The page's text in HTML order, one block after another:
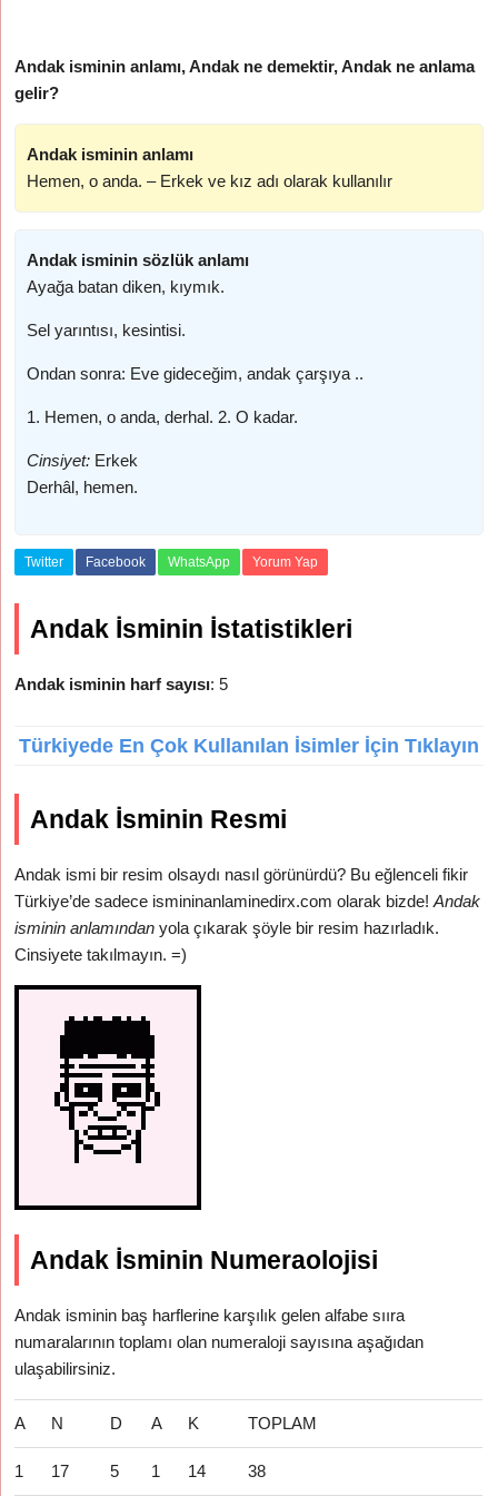
Andak isminin anlamı, Andak ne demektir, Andak ne anlama
gelir?
Andak isminin anlamı
Hemen, o anda. – Erkek ve kız adı olarak kullanılır
Andak isminin sözlük anlamı
Ayağa batan diken, kıymık.
Sel yarıntısı, kesintisi.
Ondan sonra: Eve gideceğim, andak çarşıya ..
1. Hemen, o anda, derhal. 2. O kadar.
Cinsiyet: Erkek
Derhâl, hemen.
Twitter Facebook WhatsApp Yorum Yap
Andak İsminin İstatistikleri
Andak isminin harf sayısı: 5
Türkiyede En Çok Kullanılan İsimler İçin Tıklayın
Andak İsminin Resmi
Andak ismi bir resim olsaydı nasıl görünürdü? Bu eğlenceli fikir
Türkiye’de sadece ismininanlaminedirx.com olarak bizde!Andak
isminin anlamından yola çıkarak şöyle bir resim hazırladık.
Cinsiyete takılmayın. =)
Andak İsminin Numeraolojisi
Andak isminin baş harflerine karşılık gelen alfabe sııra
numaralarının toplamı olan numeraloji sayısına aşağıdan
ulaşabilirsiniz.
A N D A K TOPLAM
1 17 5 1 14 38